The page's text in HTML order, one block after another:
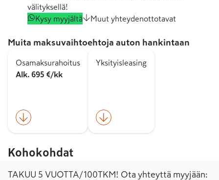
välityksellä!
Kysy myyjältä
Muut yhteydenottotavat
Muita maksuvaihtoehtoja auton hankintaan
Osamaksurahoitus
Alk. 695 €/kk
Yksityisleasing
Kohokohdat
TAKUU 5 VUOTTA/100TKM! Ota yhteyttä myyjään: